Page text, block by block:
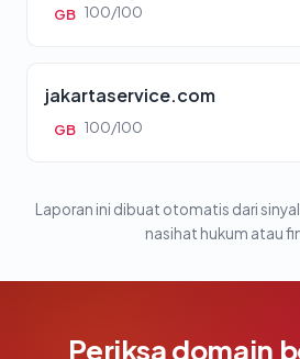
GB 100/100
jakartaservice.com
GB 100/100
Laporan ini dibuat otomatis dari
nasihat hukum atau
Periksa domain